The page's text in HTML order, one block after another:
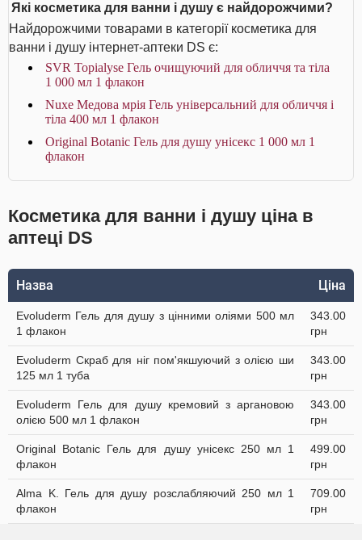
Які косметика для ванни і душу є найдорожчими?
Найдорожчими товарами в категорії косметика для
ванни і душу інтернет-аптеки DS є:
SVR Topialyse Гель очищуючий для обличчя та тіла
1 000 мл 1 флакон
Nuxe Медова мрія Гель універсальний для обличчя і
тіла 400 мл 1 флакон
Original Botanic Гель для душу унісекс 1 000 мл 1
флакон
Косметика для ванни і душу ціна в
аптеці DS
Назва Ціна
Evoluderm Гель для душу з цінними оліями 500 мл
1 флакон
343.00
грн
Evoluderm Скраб для ніг пом'якшуючий з олією ши
125 мл 1 туба
343.00
грн
Evoluderm Гель для душу кремовий з аргановою
олією 500 мл 1 флакон
343.00
грн
Original Botanic Гель для душу унісекс 250 мл 1
флакон
499.00
грн
Alma K. Гель для душу розслабляючий 250 мл 1
флакон
709.00
грн